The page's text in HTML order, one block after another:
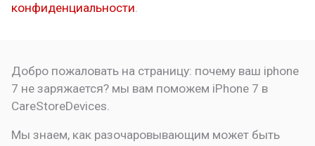
конфиденциальности.
Добро пожаловать на страницу: почему ваш iphone
7 не заряжается? мы вам поможем iPhone 7 в
CareStoreDevices.
Мы знаем, как разочаровывающим может быть